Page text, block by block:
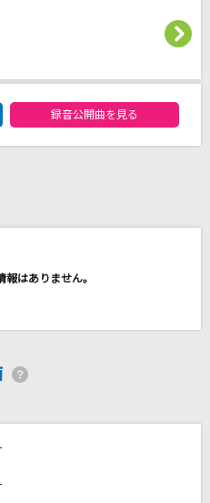
ってほしいの]
録音公開曲を見る